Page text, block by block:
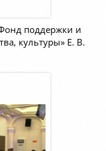
поддержки и
культуры» Е. В.